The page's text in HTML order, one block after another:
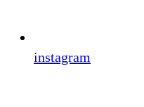
instagram